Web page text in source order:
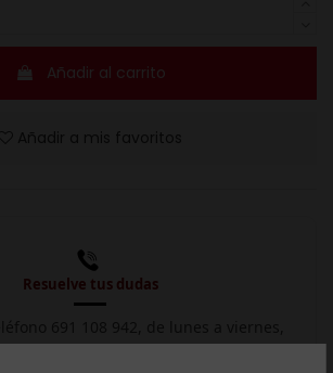
Añadir al carrito
Resuelve tus dudas
no festivos, de 9h a 17h.